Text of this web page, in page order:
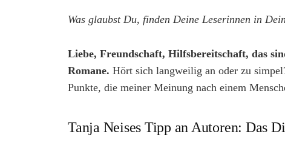
Was glaubst Du, finden Deine Leserinnen in
Liebe, Freundschaft, Hilfsbereitschaft, das
Romane. Hört sich langweilig an oder zu
Punkte, die meiner Meinung nach einem
Tanja Neises Tipp an Autoren: Das